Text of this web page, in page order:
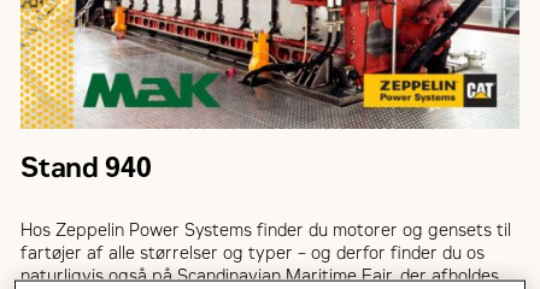
Stand 940
Hos Zeppelin Power Systems finder du motorer og gensets til
fartøjer af alle størrelser og typer – og derfor finder du os
naturligvis også på Scandinavian Maritime Fair, der afholdes